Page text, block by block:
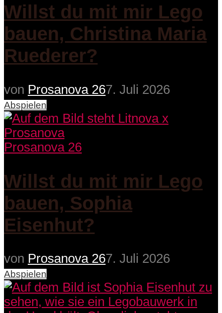
Willst du mit mir Lego
bauen, Christina Maria
Ruederer?
von Prosanova 267. Juli 2026
Abspielen
Prosanova 26
Willst du mit mir Lego
bauen, Sophia
Eisenhut?
von Prosanova 267. Juli 2026
Abspielen